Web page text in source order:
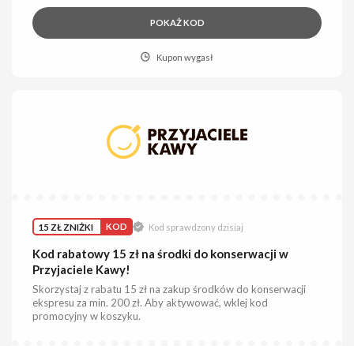
POKAŻ KOD
Kupon wygasł
15 ZŁ ZNIŻKI KOD Kod sprawdzony dzisiaj
Kod rabatowy 15 zł na środki do konserwacji w
Przyjaciele Kawy!
Skorzystaj z rabatu 15 zł na zakup środków do konserwacji
ekspresu za min. 200 zł. Aby aktywować, wklej kod
promocyjny w koszyku.